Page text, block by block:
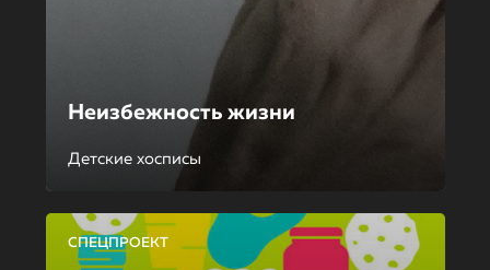
Неизбежность жизни
Детские хосписы
СПЕЦПРОЕКТ